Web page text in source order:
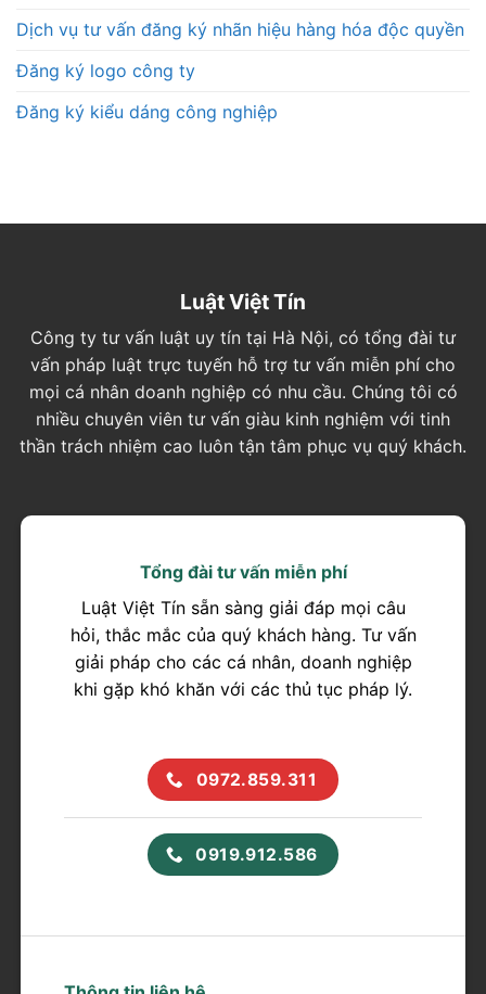
Dịch vụ tư vấn đăng ký nhãn hiệu hàng hóa độc quyền
Đăng ký logo công ty
Đăng ký kiểu dáng công nghiệp
Luật Việt Tín
Công ty tư vấn luật uy tín tại Hà Nội, có tổng đài tư
vấn pháp luật trực tuyến hỗ trợ tư vấn miễn phí cho
mọi cá nhân doanh nghiệp có nhu cầu. Chúng tôi có
nhiều chuyên viên tư vấn giàu kinh nghiệm với tinh
thần trách nhiệm cao luôn tận tâm phục vụ quý khách.
Tổng đài tư vấn miễn phí
Luật Việt Tín sẵn sàng giải đáp mọi câu
hỏi, thắc mắc của quý khách hàng. Tư vấn
giải pháp cho các cá nhân, doanh nghiệp
khi gặp khó khăn với các thủ tục pháp lý.
0972.859.311
0919.912.586